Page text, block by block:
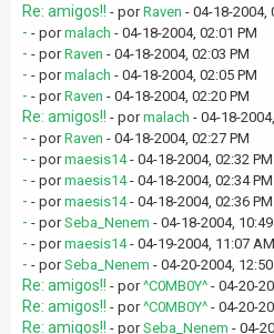
Re: amigos!! - porRaven - 04-18-2004,
- - pormalach - 04-18-2004, 02:01 PM
- - porRaven - 04-18-2004, 02:03 PM
- - pormalach - 04-18-2004, 02:05 PM
- - porRaven - 04-18-2004, 02:20 PM
Re: amigos!! - pormalach - 04-18-
- - porRaven - 04-18-2004, 02:27 PM
- - pormaesis14- 04-18-2004, 02:32 PM
- - pormaesis14- 04-18-2004, 02:34 PM
- - pormaesis14- 04-18-2004, 02:36 PM
- - porSeba_Nenem - 04-18-2004, 10:49
- - pormaesis14- 04-19-2004, 11:07 AM
- - porSeba_Nenem - 04-20-2004, 12:50
Re: amigos!! - por^C0MB0Y^ - 04-20-
Re: amigos!! - por^C0MB0Y^ - 04-20-
Re: amigos!! - porSeba_Nenem - 04-